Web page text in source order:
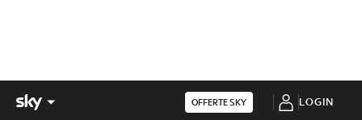
OFFERTE SKY LOGIN